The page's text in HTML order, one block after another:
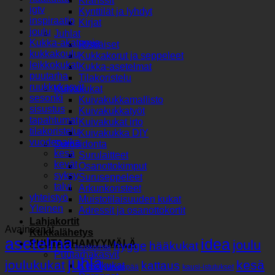
Kynttilät ja lyhdyt
Kirjat
Juhlat
Ristiäiset
Kukkakorut ja seppeleet
Kukka-asetelmat
Tilakoristelu
Kuivakukat
Kuivakukkamallisto
Kuivakukkatyöt
Kuivakukat irto
Kuivakukka DIY
Surusidonta
Surulaitteet
Osanottokimput
Suruseppeleet
Arkunkoristeet
Muistotilaisuuden kukat
Adressit ja osanottokortit
Lahjakortit
Kukkalähetys
PUUTARHAMYYMÄLÄ
Puutarhakasvit
Kesäkukat
igtv
inspiraatio
joulu
Kukka-akatemia
kukkakoulu
leikkokukat
puutarha
ruukkukasvit
sesonki
sisustus
tapahtumat
tilakoristelu
vuodenaika
kesä
kevät
syksy
talvi
yhteistyö
Yleinen
Avainsanat
asetelma hiuskoriste hygge hääkukat idea joulu
joulukukatjuhla järvenpää kattaus kausi-istutukset kesä